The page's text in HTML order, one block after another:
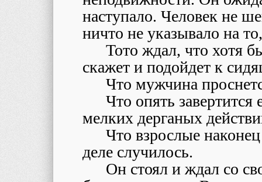
наступало. Человек не
ничто не указывало на
Тото ждал, что хотя
скажет и подойдет к
Что мужчина
Что опять завертится
мелких дерганых
Что взрослые
деле случилось.
Он стоял и ждал со